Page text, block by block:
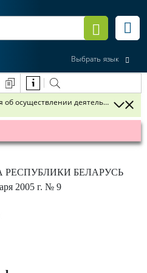
Выбрать язык
осуществлении деятельности в
РЕСПУБЛИКИ БЕЛАРУСЬ
2005 г. № 9